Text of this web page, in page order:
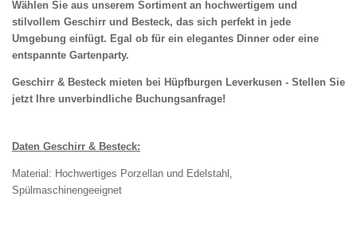
Wählen Sie aus unserem Sortiment an hochwertigem und
stilvollem Geschirr und Besteck, das sich perfekt in jede
Umgebung einfügt. Egal ob für ein elegantes Dinner oder eine
entspannte Gartenparty.
Geschirr & Besteck mieten bei Hüpfburgen Leverkusen - Stellen Sie
jetzt Ihre unverbindliche Buchungsanfrage!
Daten Geschirr & Besteck:
Material: Hochwertiges Porzellan und Edelstahl,
Spülmaschinengeeignet